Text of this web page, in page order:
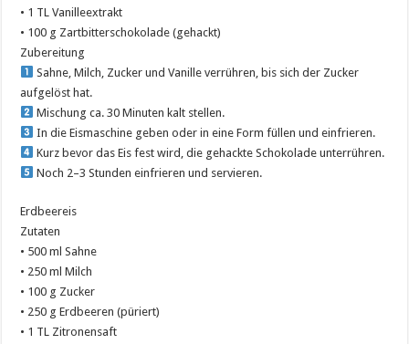
• 1 TL Vanilleextrakt
• 100 g Zartbitterschokolade (gehackt)
Zubereitung
Sahne, Milch, Zucker und Vanille verrühren, bis sich der Zucker
aufgelöst hat.
Mischung ca. 30 Minuten kalt stellen.
In die Eismaschine geben oder in eine Form füllen und einfrieren.
Kurz bevor das Eis fest wird, die gehackte Schokolade unterrühren.
Noch 2–3 Stunden einfrieren und servieren.
Erdbeereis
Zutaten
• 500 ml Sahne
• 250 ml Milch
• 100 g Zucker
• 250 g Erdbeeren (püriert)
• 1 TL Zitronensaft